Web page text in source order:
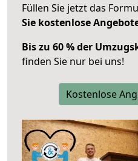
Füllen Sie jetzt das
Sie kostenlose
Bis zu 60 % der
finden Sie nur bei uns!
Kostenlose